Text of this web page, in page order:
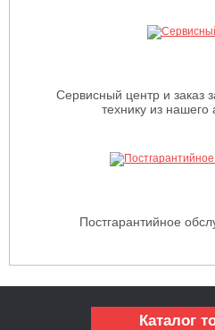
Сервисный центр и заказ
технику из нашего
Постгарантийное
Каталог